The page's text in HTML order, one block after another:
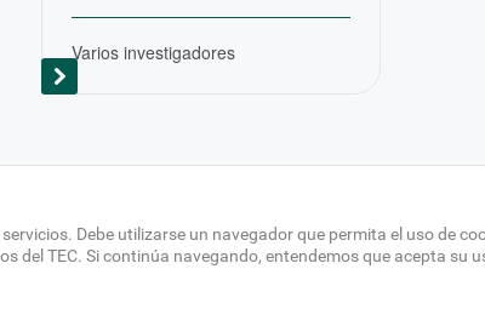
Varios investigadores
Debe utilizarse un navegador que permita el uso de
del TEC. Si continúa navegando, entendemos que acepta su